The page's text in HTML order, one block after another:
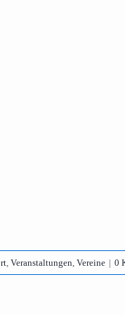
, Veranstaltungen, Vereine | 0